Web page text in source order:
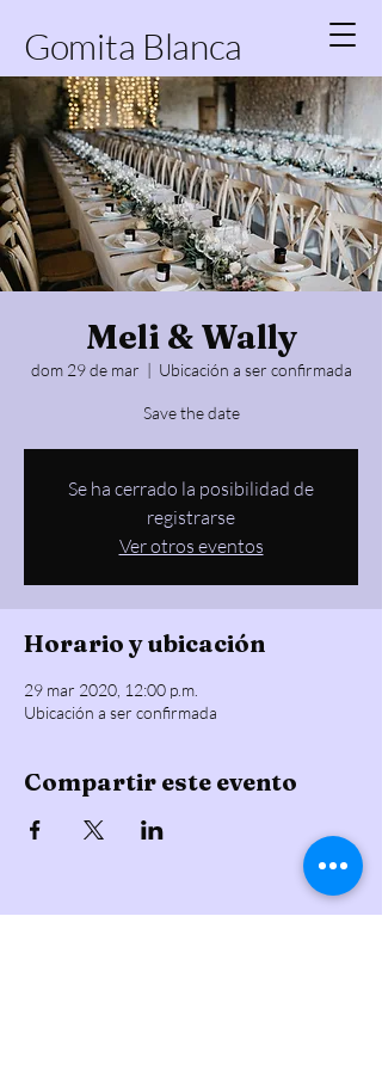
Gomita Blanca
Meli & Wally
dom 29 de mar
  |
Ubicación a ser confirmada
Save the date
Se ha cerrado la posibilidad de
registrarse
Ver otros eventos
Horario y ubicación
29 mar 2020, 12:00 p.m.
Ubicación a ser confirmada
Compartir este evento